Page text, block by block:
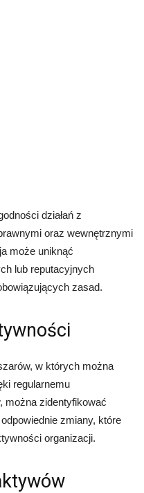
działań z
oraz wewnętrznymi
może uniknąć
lub reputacyjnych
zasad.
w których można
regularnemu
można zidentyfikować
zmiany, które
organizacji.